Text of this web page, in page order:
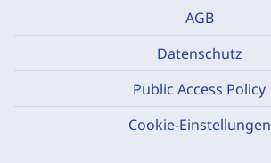
AGB
Datenschutz
Public Access Policy
Cookie-Einstellungen